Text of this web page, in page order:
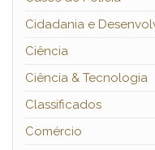
Cidadania e
Ciência
Ciência & Tecnologia
Classificados
Comércio